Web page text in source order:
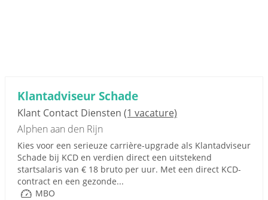
Klantadviseur Schade
Klant Contact Diensten (1 vacature)
Alphen aan den Rijn
Kies voor een serieuze carrière-upgrade als Klantadviseur
Schade bij KCD en verdien direct een uitstekend
startsalaris van € 18 bruto per uur. Met een direct KCD-
contract en een gezonde...
MBO